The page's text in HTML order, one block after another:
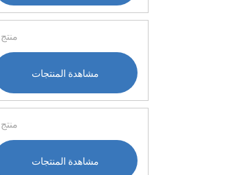
3 منتج
مشاهدة المنتجات
3 منتج
مشاهدة المنتجات